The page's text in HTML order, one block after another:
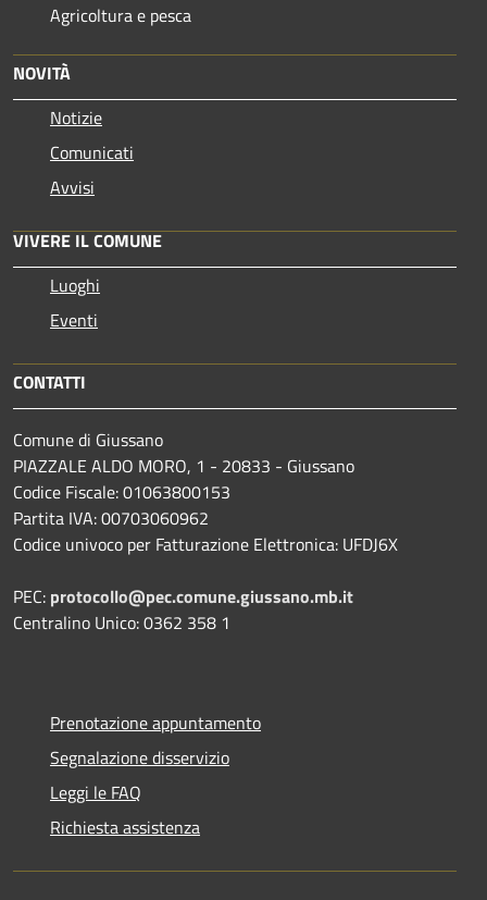
Agricoltura e pesca
NOVITÀ
Notizie
Comunicati
Avvisi
VIVERE IL COMUNE
Luoghi
Eventi
CONTATTI
Comune di Giussano
PIAZZALE ALDO MORO, 1 - 20833 - Giussano
Codice Fiscale: 01063800153
Partita IVA: 00703060962
Codice univoco per Fatturazione Elettronica: UFDJ6X
PEC: protocollo@pec.comune.giussano.mb.it
Centralino Unico: 0362 358 1
Prenotazione appuntamento
Segnalazione disservizio
Leggi le FAQ
Richiesta assistenza